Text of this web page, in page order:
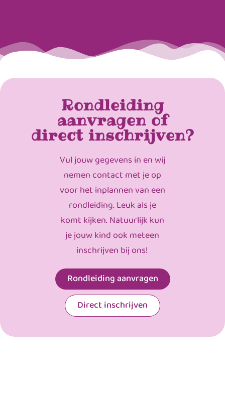
Rondleiding
aanvragen of
direct inschrijven?
Vul jouw gegevens in en wij
nemen contact met je op
voor het inplannen van een
rondleiding. Leuk als je
komt kijken. Natuurlijk kun
je jouw kind ook meteen
inschrijven bij ons!
Rondleiding aanvragen
Direct inschrijven